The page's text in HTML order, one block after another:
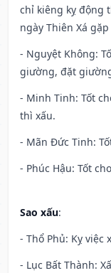
chỉ kiêng kỵ động
ngày Thiên Xá
- Nguyệt Không:
giường, đặt
- Minh Tinh: Tốt
thì xấu.
- Mãn Đức Tinh:
- Phúc Hậu: Tốt
Sao xấu:
- Thổ Phủ: Kỵ việc
- Lục Bất Thành: